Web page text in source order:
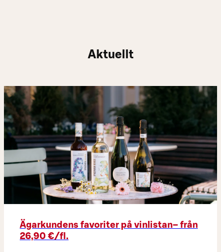
Aktuellt
Ägarkundens favoriter på vinlistan– från
26,90 €/fl.